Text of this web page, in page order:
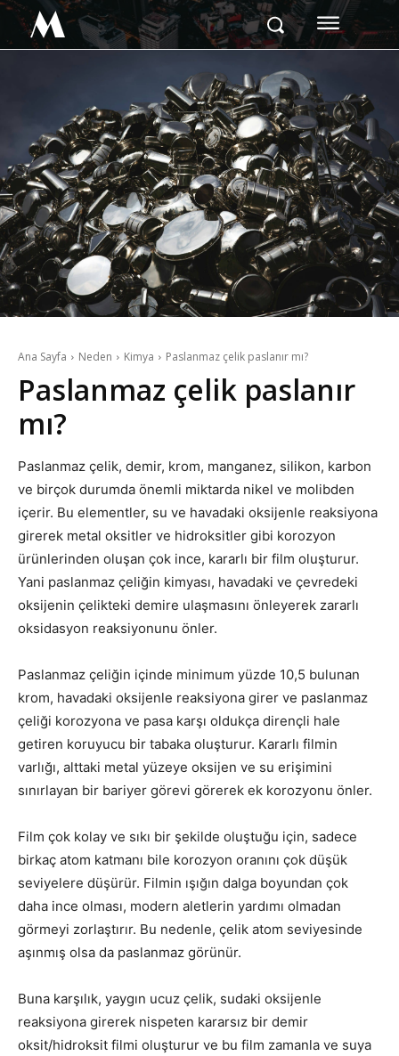
M
Ana Sayfa Neden Kimya Paslanmaz çelik paslanır mı?
Paslanmaz çelik paslanır
mı?
Paslanmaz çelik, demir, krom, manganez, silikon, karbon
ve birçok durumda önemli miktarda nikel ve molibden
içerir. Bu elementler, su ve havadaki oksijenle reaksiyona
girerek metal oksitler ve hidroksitler gibi korozyon
ürünlerinden oluşan çok ince, kararlı bir film oluşturur.
Yani paslanmaz çeliğin kimyası, havadaki ve çevredeki
oksijenin çelikteki demire ulaşmasını önleyerek zararlı
oksidasyon reaksiyonunu önler.
Paslanmaz çeliğin içinde minimum yüzde 10,5 bulunan
krom, havadaki oksijenle reaksiyona girer ve paslanmaz
çeliği korozyona ve pasa karşı oldukça dirençli hale
getiren koruyucu bir tabaka oluşturur. Kararlı filmin
varlığı, alttaki metal yüzeye oksijen ve su erişimini
sınırlayan bir bariyer görevi görerek ek korozyonu önler.
Film çok kolay ve sıkı bir şekilde oluştuğu için, sadece
birkaç atom katmanı bile korozyon oranını çok düşük
seviyelere düşürür. Filmin ışığın dalga boyundan çok
daha ince olması, modern aletlerin yardımı olmadan
görmeyi zorlaştırır. Bu nedenle, çelik atom seviyesinde
aşınmış olsa da paslanmaz görünür.
Buna karşılık, yaygın ucuz çelik, sudaki oksijenle
reaksiyona girerek nispeten kararsız bir demir
oksit/hidroksit filmi oluşturur ve bu film zamanla ve suya